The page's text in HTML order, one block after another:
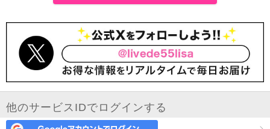
他のサービスIDでログインする